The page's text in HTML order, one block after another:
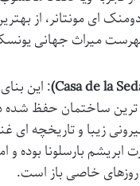
ای مونتانر، از
میراث جهانی
: این
ترین ساختمان حفظ شده
زیبا و تاریخچه ای
ابریشم بارسلونا بوده و
روزهای خاصی باز است.